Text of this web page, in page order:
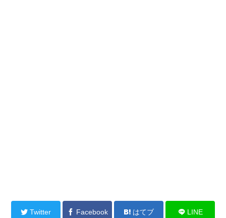
Twitter Facebook はてブ LINE